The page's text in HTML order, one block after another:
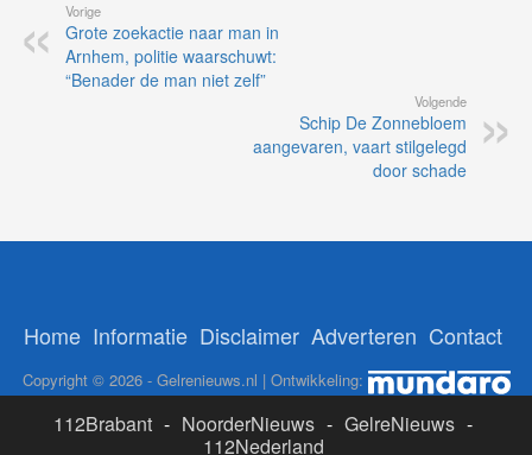
Vorige
Grote zoekactie naar man in
Arnhem, politie waarschuwt:
“Benader de man niet zelf”
Volgende
Schip De Zonnebloem
aangevaren, vaart stilgelegd
door schade
Home Informatie Disclaimer Adverteren Contact
Copyright © 2026 - Gelrenieuws.nl | Ontwikkeling:
112Brabant - NoorderNieuws - GelreNieuws -
112Nederland